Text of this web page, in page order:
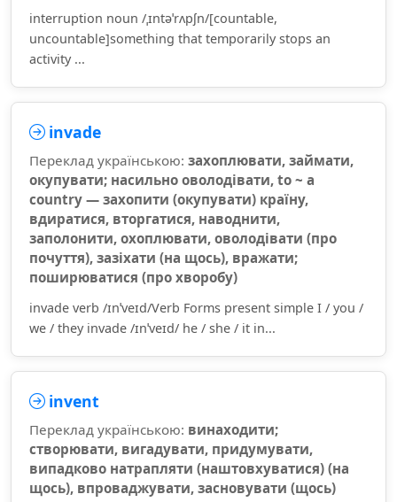
interruption noun /ˌɪntəˈrʌpʃn/[countable,
uncountable]something that temporarily stops an
activity ...
invade
Переклад українською: захоплювати, займати,
окупувати; насильно оволодівати, to ~ a
country — захопити (окупувати) країну,
вдиратися, вторгатися, наводнити,
заполонити, охоплювати, оволодівати (про
почуття), зазіхати (на щось), вражати;
поширюватися (про хворобу)
invade verb /ɪnˈveɪd/Verb Forms present simple I / you /
we / they invade /ɪnˈveɪd/ he / she / it in...
invent
Переклад українською: винаходити;
створювати, вигадувати, придумувати,
випадково натрапляти (наштовхуватися) (на
щось), впроваджувати, засновувати (щось)